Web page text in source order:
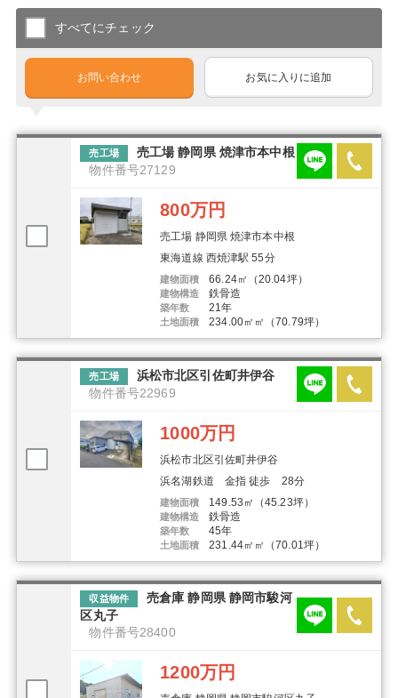
すべてにチェック
お問い合わせ お気に入りに追加
売工場
売工場 静岡県 焼津市本中根
物件番号27129
800万円
売工場 静岡県 焼津市本中根
東海道線 西焼津駅 55分
建物面積 66.24㎡（20.04坪）
建物構造 鉄骨造
築年数 21年
土地面積 234.00㎡㎡（70.79坪）
売工場
浜松市北区引佐町井伊谷
物件番号22969
1000万円
浜松市北区引佐町井伊谷
浜名湖鉄道 金指 徒歩 28分
建物面積 149.53㎡（45.23坪）
建物構造 鉄骨造
築年数 45年
土地面積 231.44㎡㎡（70.01坪）
収益物件
売倉庫 静岡県 静岡市駿河
区丸子
物件番号28400
1200万円